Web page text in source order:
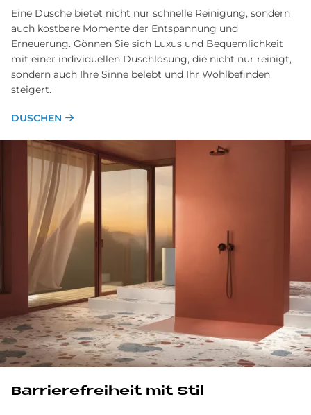
Eine Dusche bietet nicht nur schnelle Reinigung, sondern
auch kostbare Momente der Entspannung und
Erneuerung. Gönnen Sie sich Luxus und Bequemlichkeit
mit einer individuellen Duschlösung, die nicht nur reinigt,
sondern auch Ihre Sinne belebt und Ihr Wohlbefinden
steigert.
DUSCHEN
Bar­rie­re­frei­heit mit Stil